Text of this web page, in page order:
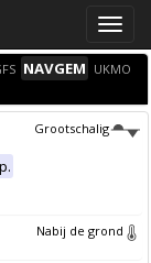
Toggle
NAVGEM UKMO
Grootschalig
Nabij de grond